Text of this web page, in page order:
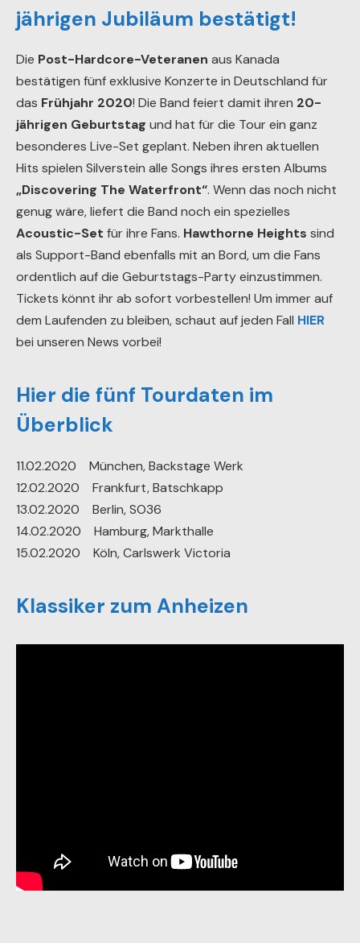
jährigen Jubiläum bestätigt!
Die Post-Hardcore-Veteranen aus Kanada
bestätigen fünf exklusive Konzerte in Deutschland für
das Frühjahr 2020! Die Band feiert damit ihren 20-
jährigen Geburtstag und hat für die Tour ein ganz
besonderes Live-Set geplant. Neben ihren aktuellen
Hits spielen Silverstein alle Songs ihres ersten Albums
„Discovering The Waterfront“. Wenn das noch nicht
genug wäre, liefert die Band noch ein spezielles
Acoustic-Set für ihre Fans. Hawthorne Heights sind
als Support-Band ebenfalls mit an Bord, um die Fans
ordentlich auf die Geburtstags-Party einzustimmen.
Tickets könnt ihr ab sofort vorbestellen! Um immer auf
dem Laufenden zu bleiben, schaut auf jeden Fall HIER
bei unseren News vorbei!
Hier die fünf Tourdaten im
Überblick
11.02.2020 München, Backstage Werk
12.02.2020 Frankfurt, Batschkapp
13.02.2020 Berlin, SO36
14.02.2020 Hamburg, Markthalle
15.02.2020 Köln, Carlswerk Victoria
Klassiker zum Anheizen